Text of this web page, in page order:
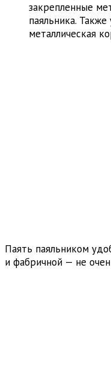
закрепленные
паяльника.
металлическая
Паять паяльником
и фабричной — не